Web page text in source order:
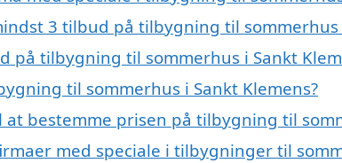
3 tilbud på tilbygning til sommerhus
på tilbygning til sommerhus i Sankt
til sommerhus i Sankt Klemens?
at bestemme prisen på tilbygning til
med speciale i tilbygninger til